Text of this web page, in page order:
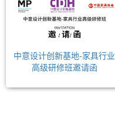
中意设计创新基地-家具行业
高级研修班邀请函